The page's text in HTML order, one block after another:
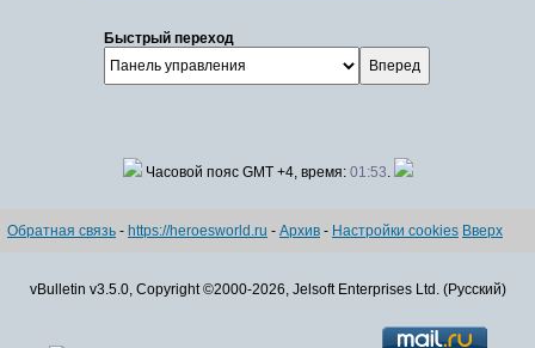
Быстрый переход
Часовой пояс GMT +4, время: 01:53.
Обратная связь - https://heroesworld.ru - Архив - Настройки cookies Вверх
vBulletin v3.5.0, Copyright ©2000-2026, Jelsoft Enterprises Ltd. (Русский)